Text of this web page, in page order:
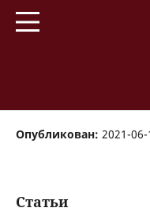
Опубликован: 2021-06-
Статьи